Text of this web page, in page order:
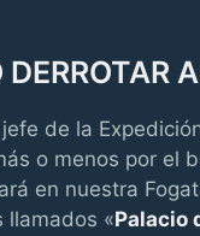
de la
o menos por el
en nuestra
llamados «Palacio